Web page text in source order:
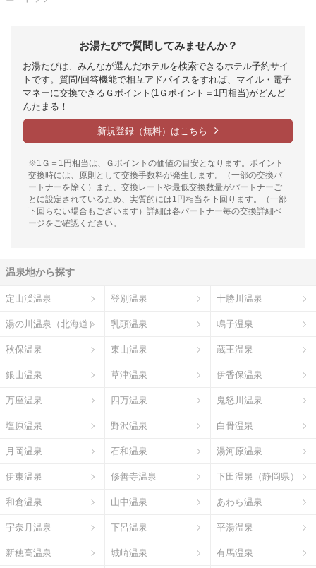
お湯たびで質問してみませんか？
お湯たびは、みんなが選んだホテルを検索できるホテル予約サイ
トです。質問/回答機能で相互アドバイスをすれば、マイル・電子
マネーに交換できるＧポイント(1Ｇポイント＝1円相当)がどんど
んたまる！
新規登録（無料）はこちら
※1Ｇ＝1円相当は、Ｇポイントの価値の目安となります。ポイント
交換時には、原則として交換手数料が発生します。（一部の交換パ
ートナーを除く）また、交換レートや最低交換数量がパートナーご
とに設定されているため、実質的には1円相当を下回ります。（一部
下回らない場合もございます）詳細は各パートナー毎の交換詳細ペ
ージをご確認ください。
温泉地から探す
定山渓温泉 登別温泉 十勝川温泉
湯の川温泉（北海道） 乳頭温泉 鳴子温泉
秋保温泉 東山温泉 蔵王温泉
銀山温泉 草津温泉 伊香保温泉
万座温泉 四万温泉 鬼怒川温泉
塩原温泉 野沢温泉 白骨温泉
月岡温泉 石和温泉 湯河原温泉
伊東温泉 修善寺温泉 下田温泉（静岡県）
和倉温泉 山中温泉 あわら温泉
宇奈月温泉 下呂温泉 平湯温泉
新穂高温泉 城崎温泉 有馬温泉